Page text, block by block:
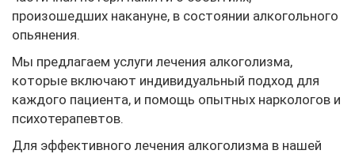
произошедших накануне, в состоянии алкогольного
опьянения.
Мы предлагаем услуги лечения алкоголизма,
которые включают индивидуальный подход для
каждого пациента, и помощь опытных наркологов и
психотерапевтов.
Для эффективного лечения алкоголизма в нашей